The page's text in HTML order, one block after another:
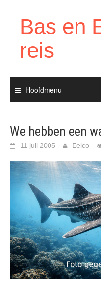
Bas en
reis
Hoofdmenu
We hebben een
11 juli 2005 Eelco